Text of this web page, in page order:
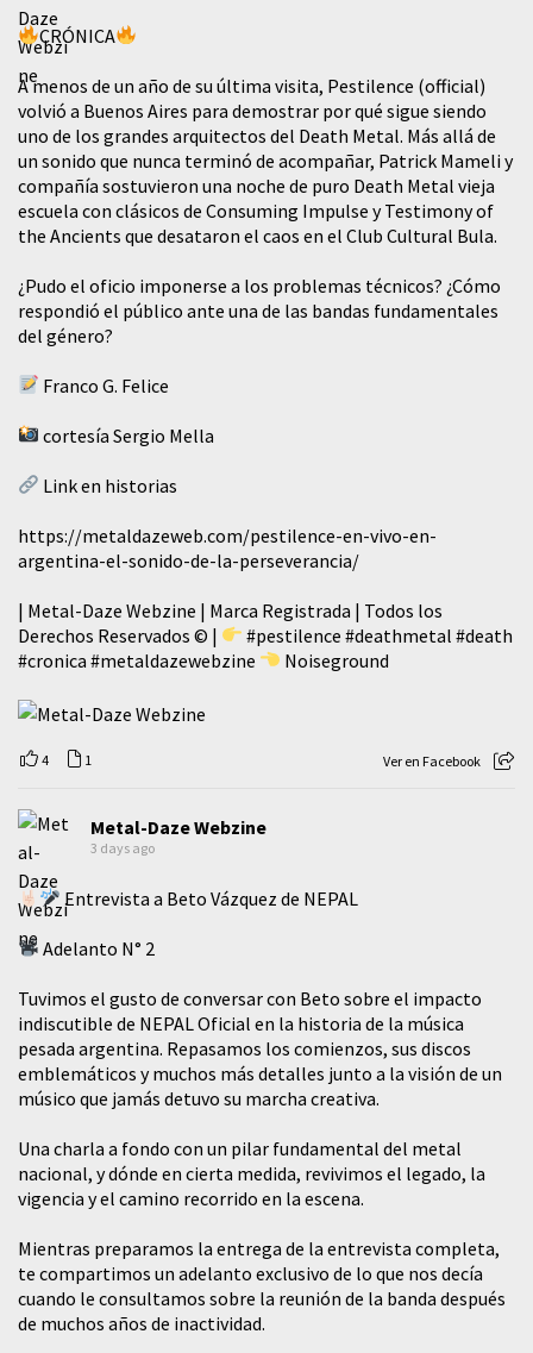
CRÓNICA
A menos de un año de su última visita, Pestilence (official)
volvió a Buenos Aires para demostrar por qué sigue siendo
uno de los grandes arquitectos del Death Metal. Más allá de
un sonido que nunca terminó de acompañar, Patrick Mameli y
compañía sostuvieron una noche de puro Death Metal vieja
escuela con clásicos de Consuming Impulse y Testimony of
the Ancients que desataron el caos en el Club Cultural Bula.
¿Pudo el oficio imponerse a los problemas técnicos? ¿Cómo
respondió el público ante una de las bandas fundamentales
del género?
Franco G. Felice
cortesía Sergio Mella
Link en historias
https://metaldazeweb.com/pestilence-en-vivo-en-
argentina-el-sonido-de-la-perseverancia/
| Metal-Daze Webzine | Marca Registrada | Todos los
Derechos Reservados © |
#pestilence #deathmetal #death
#cronica #metaldazewebzine Noiseground
4 1 Ver en Facebook
Metal-Daze Webzine
3 days ago
Entrevista a Beto Vázquez de NEPAL
Adelanto N° 2
Tuvimos el gusto de conversar con Beto sobre el impacto
indiscutible de NEPAL Oficial en la historia de la música
pesada argentina. Repasamos los comienzos, sus discos
emblemáticos y muchos más detalles junto a la visión de un
músico que jamás detuvo su marcha creativa.
​Una charla a fondo con un pilar fundamental del metal
nacional, y dónde en cierta medida, revivimos el legado, la
vigencia y el camino recorrido en la escena.
Mientras preparamos la entrega de la entrevista completa,
te compartimos un adelanto exclusivo de lo que nos decía
cuando le consultamos sobre la reunión de la banda después
de muchos años de inactividad.